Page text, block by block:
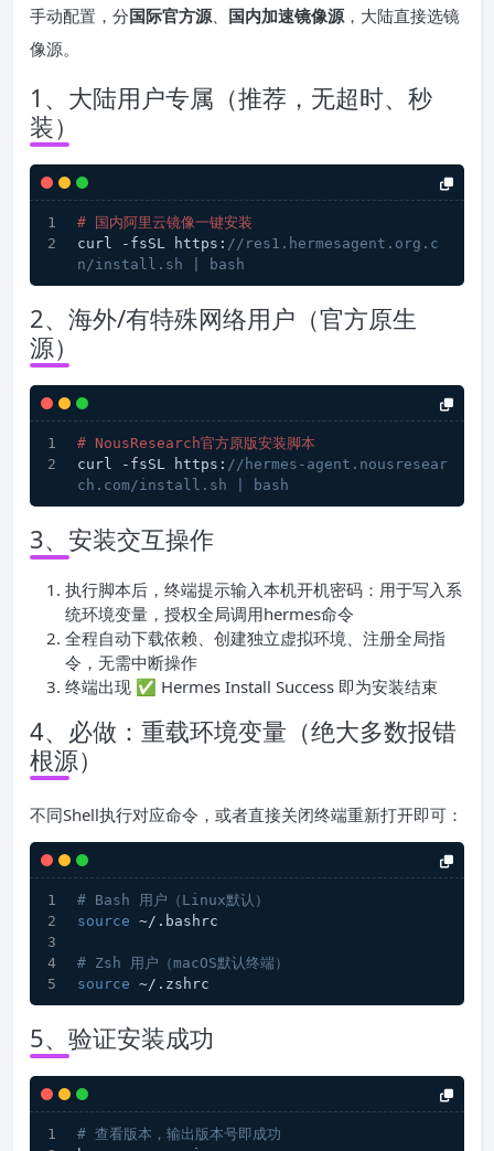
手动配置，分国际官方源、 国内加速镜像源，大陆直接选镜
像源。
1、大陆用户专属（推荐，无超时、秒
装）
# 国内阿里云镜像一键安装
curl -fsSL https: //res1.hermesagent.org.c
n/install.sh | bash
2、海外/有特殊网络用户（官方原生
源）
# NousResearch官方原版安装脚本
curl -fsSL https: //hermes-agent.nousresear
ch.com/install.sh | bash
3、安装交互操作
执行脚本后，终端提示输入本机开机密码：用于写入系
统环境变量，授权全局调用hermes命令
全程自动下载依赖、创建独立虚拟环境、注册全局指
令，无需中断操作
终端出现 ✅ Hermes Install Success 即为安装结束
4、必做：重载环境变量（绝大多数报错
根源）
不同Shell执行对应命令，或者直接关闭终端重新打开即可：
# Bash 用户（Linux默认）
source ~/.bashrc
# Zsh 用户（macOS默认终端）
source ~/.zshrc
5、验证安装成功
# 查看版本，输出版本号即成功